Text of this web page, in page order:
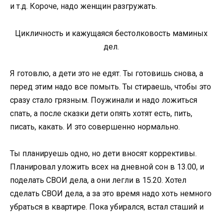
и т.д. Короче, надо женщин разгружать.
Цикличность и кажущаяся бестолковость маминых
дел.
Я готовлю, а дети это не едят. Ты готовишь снова, а
перед этим надо все помыть. Ты стираешь, чтобы это
сразу стало грязным. Поужинали и надо ложиться
спать, а после сказки дети опять хотят есть, пить,
писать, какать. И это совершенно нормально.
Ты планируешь одно, но дети вносят коррективы.
Планировал уложить всех на дневной сон в 13.00, и
поделать СВОИ дела, а они легли в 15.20. Хотел
сделать СВОИ дела, а за это время надо хоть немного
убраться в квартире. Пока убирался, встал сташий и